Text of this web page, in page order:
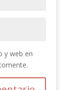
y web en